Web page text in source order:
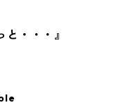
・・・』